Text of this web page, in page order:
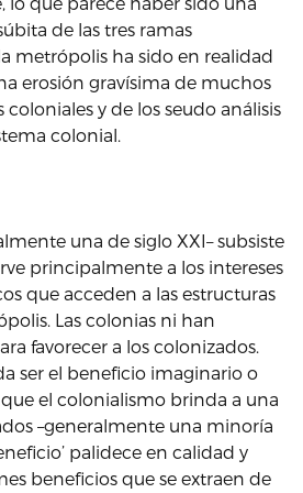
de las tres ramas
metrópolis ha sido en realidad
erosión gravísima de muchos
coloniales y de los seudo análisis
colonial.
una de siglo XXI– subsiste
principalmente a los intereses
que acceden a las estructuras
Las colonias ni han
favorecer a los colonizados.
ser el beneficio imaginario o
el colonialismo brinda a una
–generalmente una minoría
palidece en calidad y
beneficios que se extraen de